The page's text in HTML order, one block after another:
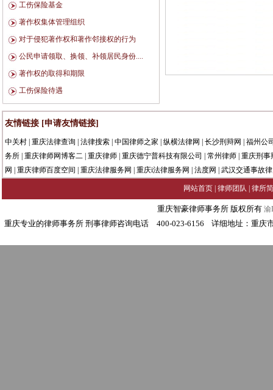
工伤保险基金
著作权集体管理组织
对于侵犯著作权和著作邻接权的行为
公民申请领取、换领、补领居民身份....
著作权的取得和期限
工伤保险待遇
友情链接 [申请友情链接]
中关村 |重庆法律查询 |法律搜索 |中国律师之家 |纵横法律网 |长沙刑辩网 |福州公
务所 |重庆律师网博客二 |重庆律师 |重庆德宁普科技有限公司 |常州律师 |重庆刑事
网
|重庆律师百度空间 |重庆法律服务网 |重庆i法律服务网 |法度网 |武汉交通事故
网站首页 律师团队 律所
重庆智豪律师事务所 版权所有渝
重庆专业的律师事务所 刑事律师咨询电话 400-023-6156 详细地址：重